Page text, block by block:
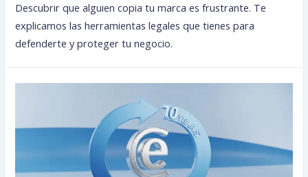
Descubrir que alguien copia tu marca es frustrante. Te
explicamos las herramientas legales que tienes para
defenderte y proteger tu negocio.